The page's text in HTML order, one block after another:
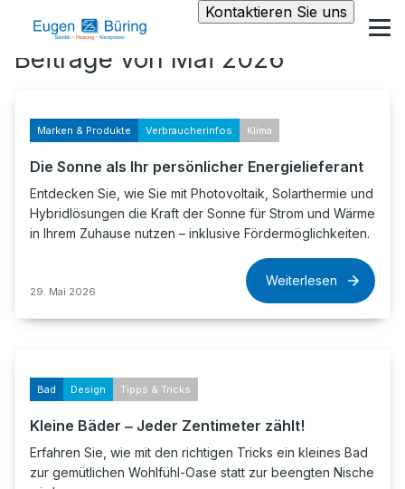
Kontaktieren Sie uns
Beiträge von Mai 2026
Marken & Produkte Verbraucherinfos Klima
Die Sonne als Ihr persönlicher Energielieferant
Entdecken Sie, wie Sie mit Photovoltaik, Solarthermie und
Hybridlösungen die Kraft der Sonne für Strom und Wärme
in Ihrem Zuhause nutzen – inklusive Fördermöglichkeiten.
29. Mai 2026
Weiterlesen
Bad Design Tipps & Tricks
Kleine Bäder ‒ Jeder Zentimeter zählt!
Erfahren Sie, wie mit den richtigen Tricks ein kleines Bad
zur gemütlichen Wohlfühl-Oase statt zur beengten Nische